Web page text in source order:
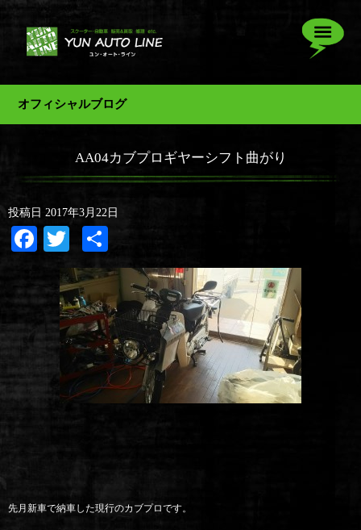
オフィシャルブログ
AA04カブプロギヤーシフト曲がり
投稿日 2017年3月22日
Facebook
Twitter
有
先月新車で納車した現行のカブプロです。